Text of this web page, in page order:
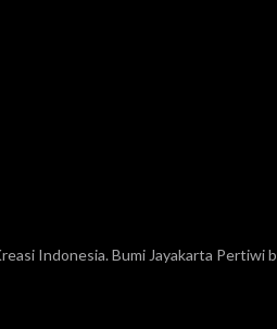
Indonesia. Bumi Jayakarta Pertiwi